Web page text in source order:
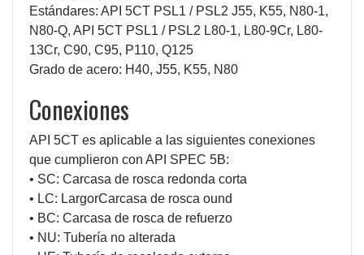
Estándares: API 5CT PSL1 / PSL2 J55, K55, N80-1,
N80-Q, API 5CT PSL1 / PSL2 L80-1, L80-9Cr, L80-
13Cr, C90, C95, P110, Q125
Grado de acero: H40, J55, K55, N80
Conexiones
API 5CT es aplicable a las siguientes conexiones
que cumplieron con API SPEC 5B:
• SC: Carcasa de rosca redonda corta
• LC: LargorCarcasa de rosca ound
• BC: Carcasa de rosca de refuerzo
• NU: Tubería no alterada